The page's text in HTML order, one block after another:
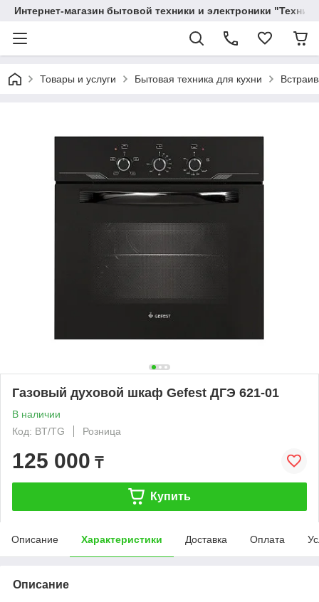
Интернет-магазин бытовой техники и электроники
Товары и услуги Бытовая техника для кухни
Газовый духовой шкаф Gefest ДГЭ 621-01
В наличии
Код: BT/TG
Розница
125 000 ₸
Купить
Описание Характеристики Доставка Оплата
Описание